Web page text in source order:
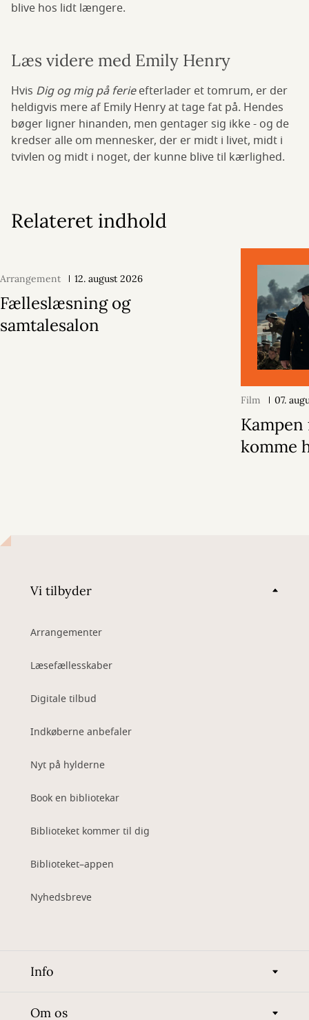
blive hos lidt længere.
Læs videre med Emily Henry
Hvis Dig og mig på ferieefterlader et tomrum, er der
heldigvis mere af Emily Henry at tage fat på. Hendes
bøger ligner hinanden, men gentager sig ikke - og de
kredser alle om mennesker, der er midt i livet, midt i
tvivlen og midt i noget, der kunne blive til kærlighed.
Relateret indhold
Arrangement 12. august 2026
Fælleslæsning og
samtalesalon
Film 07.
komme
Vi tilbyder
Arrangementer
Læsefællesskaber
Digitale tilbud
Indkøberne anbefaler
Nyt på hylderne
Book en bibliotekar
Biblioteket kommer til dig
Biblioteket–appen
Nyhedsbreve
Info
Om os